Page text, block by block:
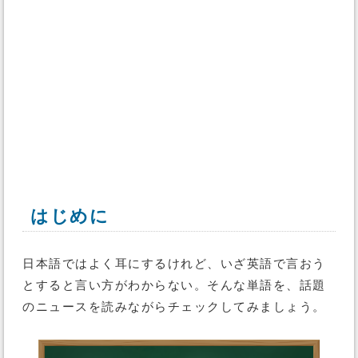
はじめに
日本語ではよく耳にするけれど、いざ英語で言おう
とすると言い方がわからない。そんな単語を、話題
のニュースを読みながらチェックしてみましょう。